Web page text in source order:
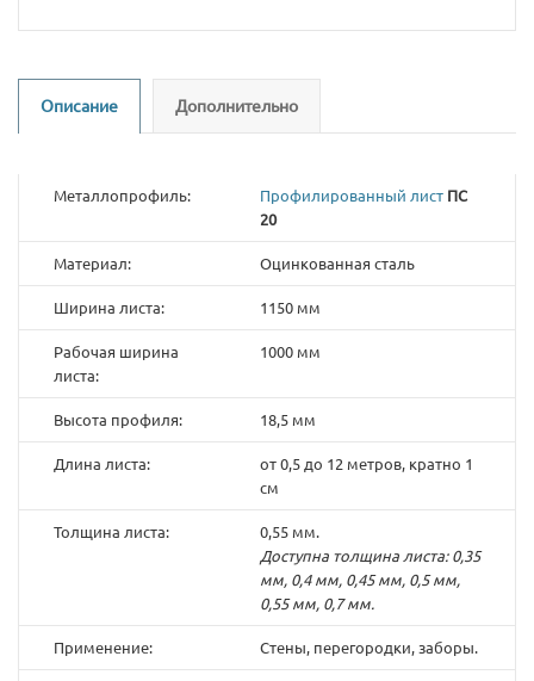
Описание Дополнительно
Металлопрофиль: Профилированный лист ПС
20
Материал: Оцинкованная сталь
Ширина листа: 1150 мм
Рабочая ширина
листа:
1000 мм
Высота профиля: 18,5 мм
Длина листа:
от 0,5 до 12 метров, кратно 1
см
Толщина листа:
0,55 мм.
Доступна толщина листа: 0,35
мм, 0,4 мм, 0,45 мм, 0,5 мм,
0,55 мм, 0,7 мм.
Применение: Стены, перегородки, заборы.